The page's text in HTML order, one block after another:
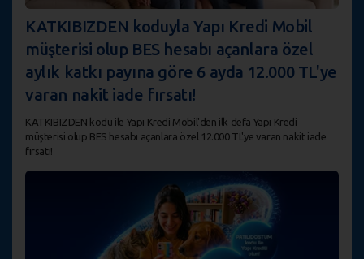
KATKIBIZDEN koduyla Yapı Kredi Mobil
müşterisi olup BES hesabı açanlara özel
aylık katkı payına göre 6 ayda 12.000 TL'ye
varan nakit iade fırsatı!
KATKIBIZDEN kodu ile Yapı Kredi Mobil'den ilk defa Yapı Kredi
müşterisi olup BES hesabı açanlara özel 12.000 TL'ye varan nakit iade
fırsatı!